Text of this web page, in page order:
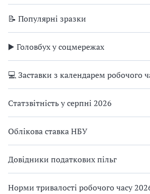
📝 Популярні зразки
▶️ Головбух у соцмережах
💻 Заставки з календарем робочого
Статзвітність у серпні 2026
Облікова ставка НБУ
Довідники податкових пільг
Норми тривалості робочого часу